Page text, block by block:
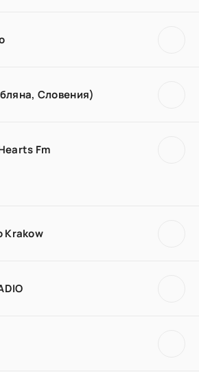
Словения)
Fm
Krakow